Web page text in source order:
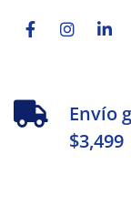
f
Envío
$3,499